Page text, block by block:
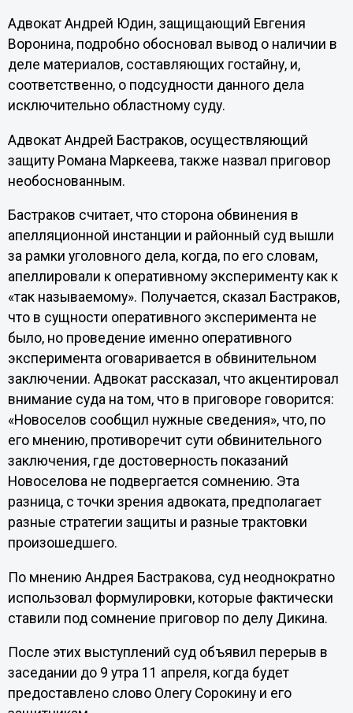
Адвокат Андрей Юдин, защищающий Евгения
Воронина, подробно обосновал вывод о наличии в
деле материалов, составляющих гостайну, и,
соответственно, о подсудности данного дела
исключительно областному суду.
Адвокат Андрей Бастраков, осуществляющий
защиту Романа Маркеева, также назвал приговор
необоснованным.
Бастраков считает, что сторона обвинения в
апелляционной инстанции и районный суд вышли
за рамки уголовного дела, когда, по его словам,
апеллировали к оперативному эксперименту как к
«так называемому». Получается, сказал Бастраков,
что в сущности оперативного эксперимента не
было, но проведение именно оперативного
эксперимента оговаривается в обвинительном
заключении. Адвокат рассказал, что акцентировал
внимание суда на том, что в приговоре говорится:
«Новоселов сообщил нужные сведения», что, по
его мнению, противоречит сути обвинительного
заключения, где достоверность показаний
Новоселова не подвергается сомнению. Эта
разница, с точки зрения адвоката, предполагает
разные стратегии защиты и разные трактовки
произошедшего.
По мнению Андрея Бастракова, суд неоднократно
использовал формулировки, которые фактически
ставили под сомнение приговор по делу Дикина.
После этих выступлений суд объявил перерыв в
заседании до 9 утра 11 апреля, когда будет
предоставлено слово Олегу Сорокину и его